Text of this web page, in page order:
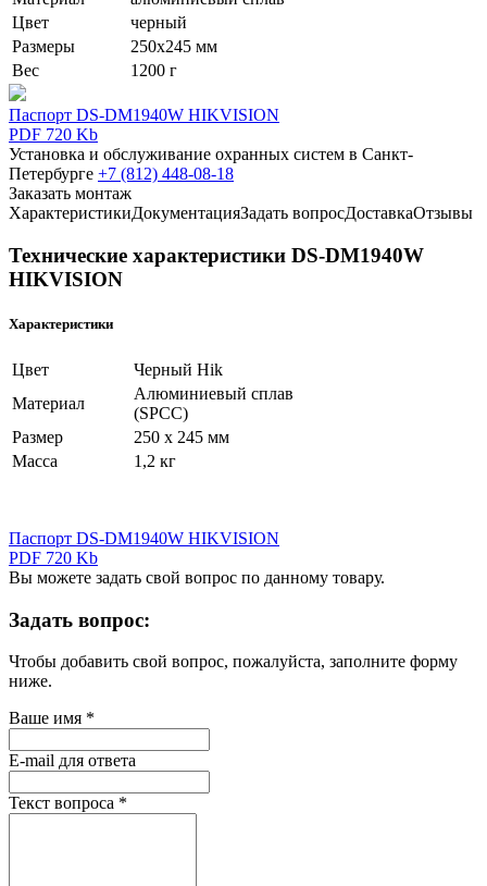
Цвет
черный
Размеры
250х245 мм
Вес
1200 г
Паспорт DS-DM1940W HIKVISION
PDF 720 Kb
Установка и обслуживание охранных систем в Санкт-
Петербурге +7 (812) 448-08-18
Заказать монтаж
ХарактеристикиДокументацияЗадать вопросДоставкаОтзывы
Технические характеристики DS-DM1940W
HIKVISION
Характеристики
Цвет
Черный Hik
Материал
Алюминиевый сплав
(SPCC)
Размер
250 х 245 мм
Масса
1,2 кг
Паспорт DS-DM1940W HIKVISION
PDF 720 Kb
Вы можете задать свой вопрос по данному товару.
Задать вопрос:
Чтобы добавить свой вопрос, пожалуйста, заполните форму
ниже.
Ваше имя *
E-mail для ответа
Текст вопроса *